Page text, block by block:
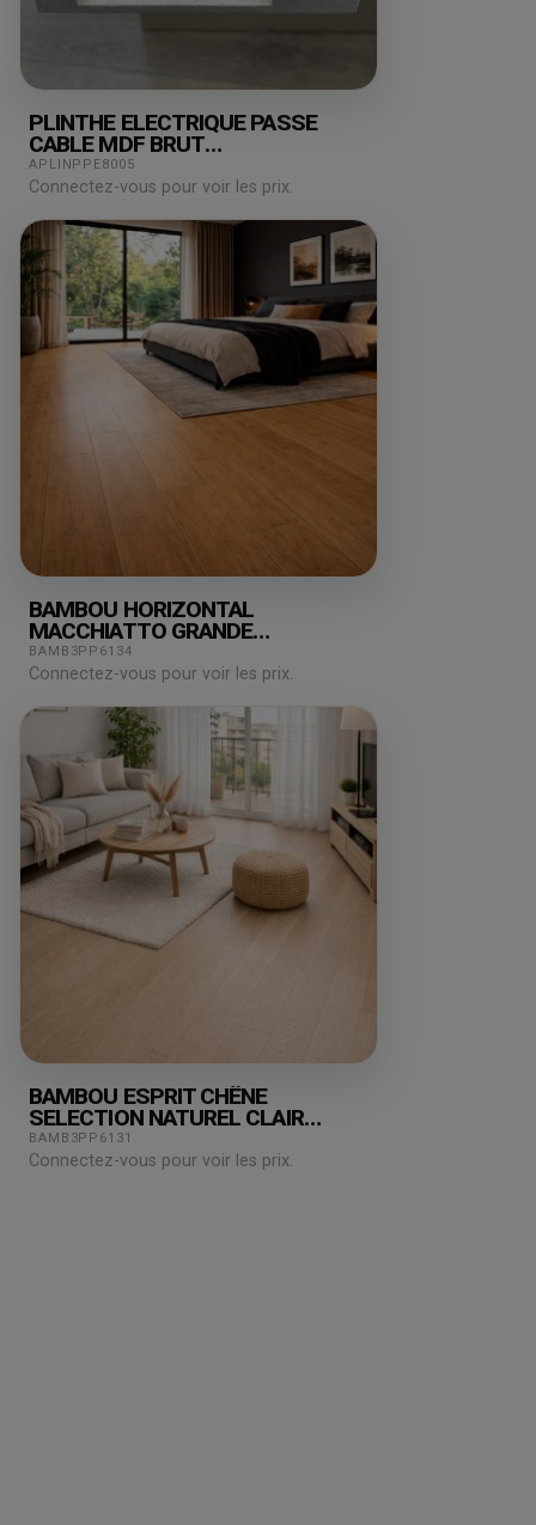
PLINTHE ELECTRIQUE PASSE
CABLE MDF BRUT
19X110X2440MM
APLINPPE8005
Connectez-vous pour voir les prix.
BAMBOU HORIZONTAL
MACCHIATTO GRANDE
180X15X2000MM
BAMB3PP6134
Connectez-vous pour voir les prix.
BAMBOU ESPRIT CHÊNE
SELECTION NATUREL CLAIR
158X15X2000MM
BAMB3PP6131
Connectez-vous pour voir les prix.